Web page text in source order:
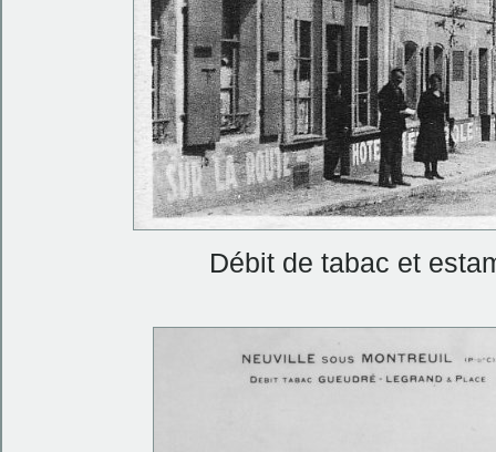
Débit de tabac et